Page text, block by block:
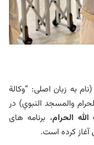
به زبان اصلی: “وكالة
والمسجد النبوي) در
الحرام، برنامه های
کرده است.